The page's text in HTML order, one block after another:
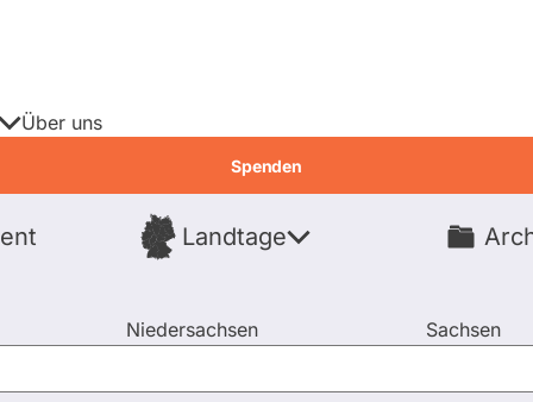
Landtage
Niedersachsen
Sachsen
Über uns
Spenden